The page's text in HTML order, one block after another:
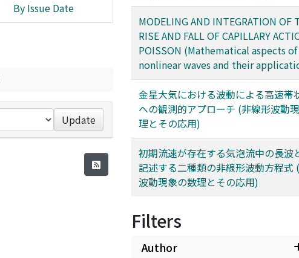
By Issue Date
Update
MODELING AND INTEGRATION OF
RISE AND FALL OF CAPILLARY
POISSON (Mathematical aspects of
nonlinear waves and their
金星大気における波動による高速帯
への観測的アプローチ (非線形波動
理とその応用)
初期流速が存在する気泡流中の長波
記述する二種類の非線形波動方程式
波動現象の数理とその応用)
Filters
Author